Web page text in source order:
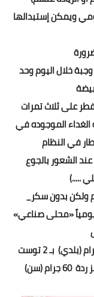
ويمكن إستبدالها
خلال اليوم وحد
على ثلاث تمرات
الموجوده في
في النظام
الشعور بالجوع
.....)
«محلى صناعي»
بـ 2 توست
جرام (سن)